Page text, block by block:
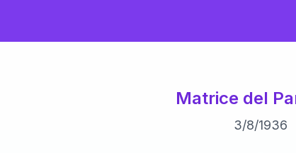
Matrice del
3/8/1936